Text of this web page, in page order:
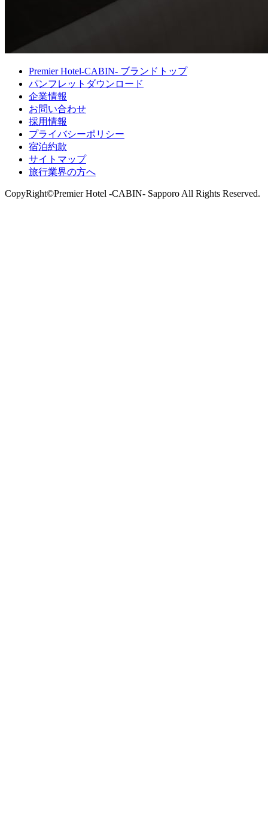
Premier Hotel-CABIN- ブランドトップ
パンフレットダウンロード
企業情報
お問い合わせ
採用情報
プライバシーポリシー
宿泊約款
サイトマップ
旅行業界の方へ
CopyRight©Premier Hotel -CABIN- Sapporo All Rights Reserved.